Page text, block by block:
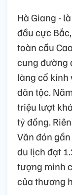
Hà Giang -
đầu cực
toàn cầu
cung đường
làng cổ kính
dân tộc.
triệu lượt
tỷ đồng.
Văn đón
du lịch đạt
tượng minh
của thương